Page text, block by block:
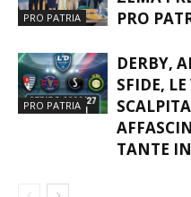
PRO PATRIA
PRO
PRO PATRIA
DERBY,
SFIDE,
TANTE